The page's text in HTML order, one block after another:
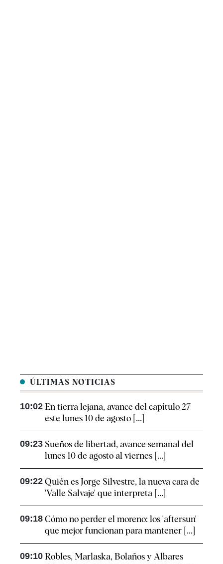
ÚLTIMAS NOTICIAS
10:02 En tierra lejana, avance del capítulo 27
este lunes 10 de agosto [...]
09:23 Sueños de libertad, avance semanal del
lunes 10 de agosto al viernes [...]
09:22 Quién es Jorge Silvestre, la nueva cara de
'Valle Salvaje' que interpreta [...]
09:18 Cómo no perder el moreno: los 'aftersun'
que mejor funcionan para mantener [...]
09:10 Robles, Marlaska, Bolaños y Albares